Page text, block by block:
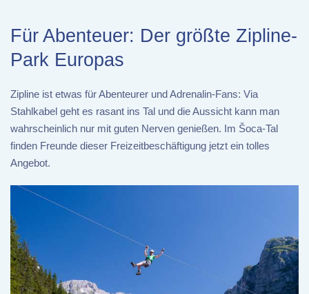
Für Abenteuer: Der größte Zipline-
Park Europas
Zipline ist etwas für Abenteurer und Adrenalin-Fans: Via
Stahlkabel geht es rasant ins Tal und die Aussicht kann man
wahrscheinlich nur mit guten Nerven genießen. Im Šoca-Tal
finden Freunde dieser Freizeitbeschäftigung jetzt ein tolles
Angebot.